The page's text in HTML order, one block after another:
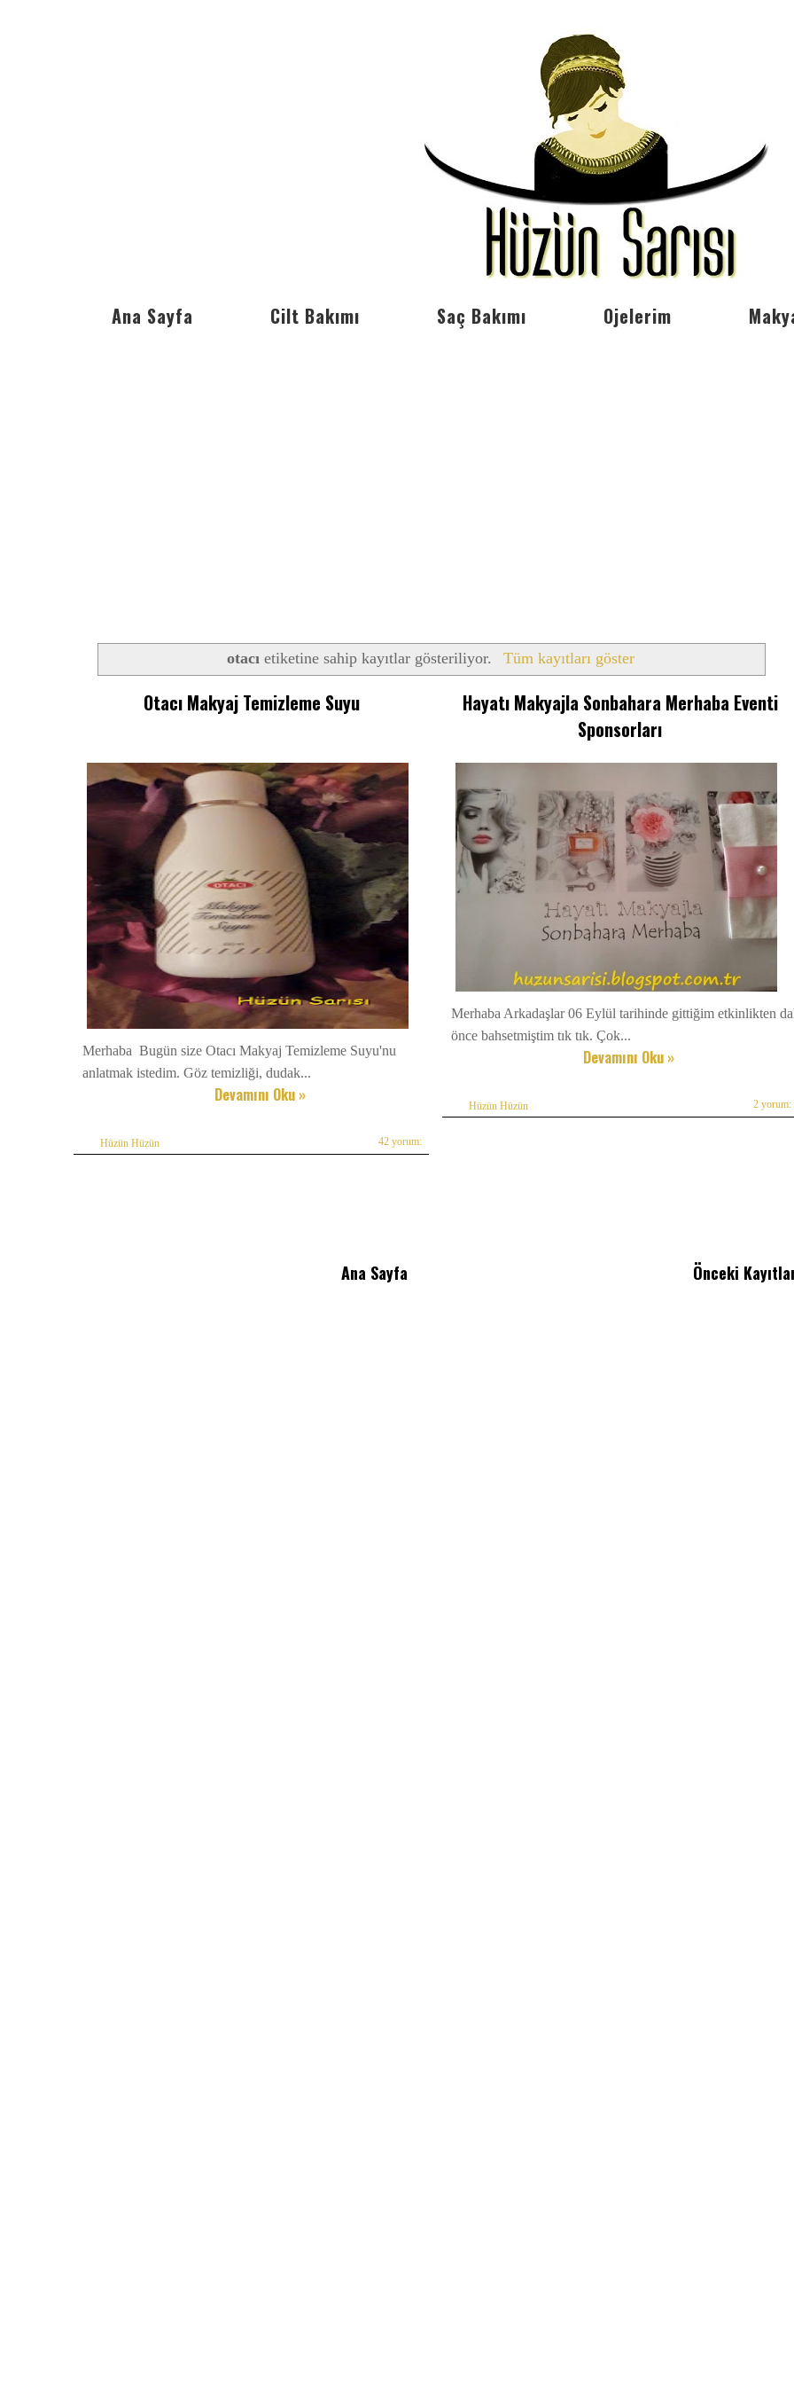
Ana Sayfa Cilt Bakımı Saç Bakımı Ojelerim
otacı etiketine sahip kayıtlar gösteriliyor. Tüm kayıtları göster
Otacı Makyaj Temizleme Suyu
Merhaba Bugün size Otacı Makyaj Temizleme Suyu'nu
anlatmak istedim. Göz temizliği, dudak...
Devamını Oku »
Hüzün Hüzün 42 yorum:
Hayatı Makyajla Sonbahara Merhaba Eventi
Sponsorları
Merhaba Arkadaşlar 06 Eylül tarihinde gittiğim etkinlikten
önce bahsetmiştim tık tık. Çok...
Devamını Oku »
Hüzün Hüzün 2 yorum:
Önceki
Ana Sayfa